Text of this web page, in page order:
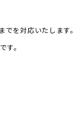
を対応いたします。
す。